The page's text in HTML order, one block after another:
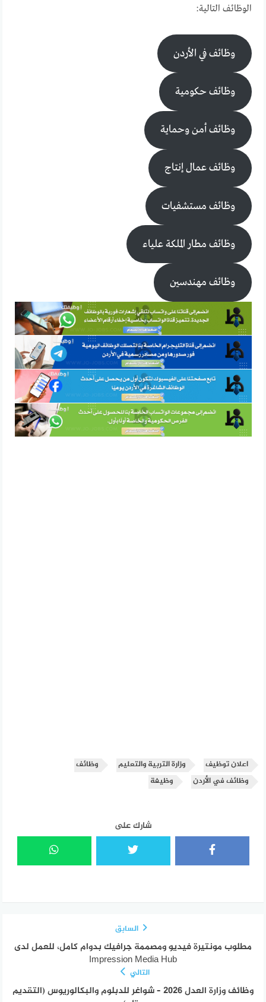
الوظائف التالية:
وظائف في الأردن
وظائف حكومية
وظائف أمن وحماية
وظائف عمال إنتاج
وظائف مستشفيات
وظائف مطار الملكة علياء
وظائف مهندسين
اعلان توظيف وزارة التربية والتعليم
وظائف
وظائف في الأردن
وظيفة
شارك على
السابق
مطلوب مونتيرة فيديو ومصممة جرافيك بدوام كامل، للعمل لدى
Impression Media Hub
التالي
وظائف وزارة العدل 2026 – شواغر للدبلوم والبكالوريوس (التقديم